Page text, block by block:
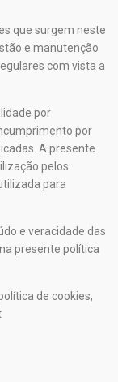
que surgem neste
e manutenção
com vista a
por
por
A presente
pelos
para
e veracidade das
presente política
de cookies,